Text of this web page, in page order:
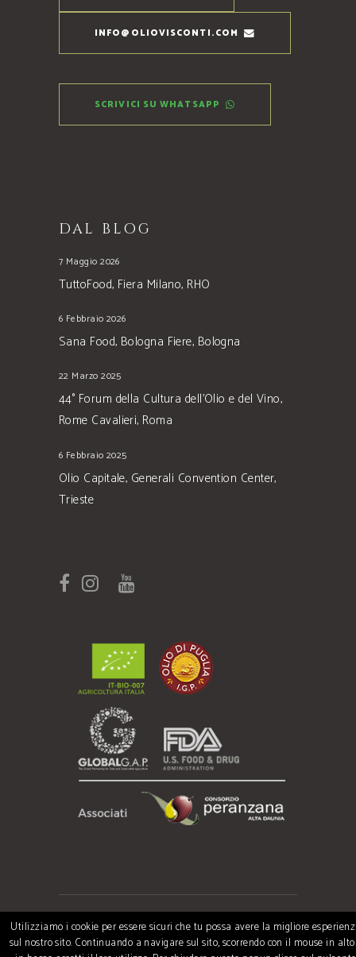
INFO@OLIOVISCONTI.COM
SCRIVICI SU WHATSAPP
DAL BLOG
7 Maggio 2026
TuttoFood, Fiera Milano, RHO
6 Febbraio 2026
Sana Food, Bologna Fiere, Bologna
22 Marzo 2025
44° Forum della Cultura dell’Olio e del Vino,
Rome Cavalieri, Roma
6 Febbraio 2025
Olio Capitale, Generali Convention Center,
Trieste
Copyrights 2021 © VISCONTI - Storie di Terra
Utilizziamo i cookie per essere sicuri che tu possa avere la migliore
sul nostro sito. Continuando a navigare sul sito, scorrendo con il mouse in